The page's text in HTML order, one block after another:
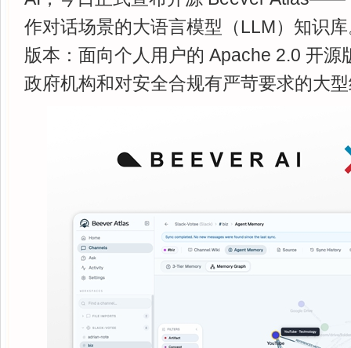
作对话场景的大语言模型（LLM）知识
版本：面向个人用户的 Apache 2.0 开源
政府机构和对安全合规有严苛要求的大